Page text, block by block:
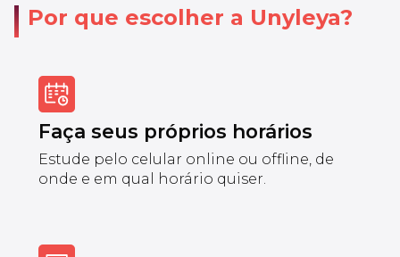
Por que escolher a Unyleya?
Faça seus próprios horários
Estude pelo celular online ou offline, de
onde e em qual horário quiser.